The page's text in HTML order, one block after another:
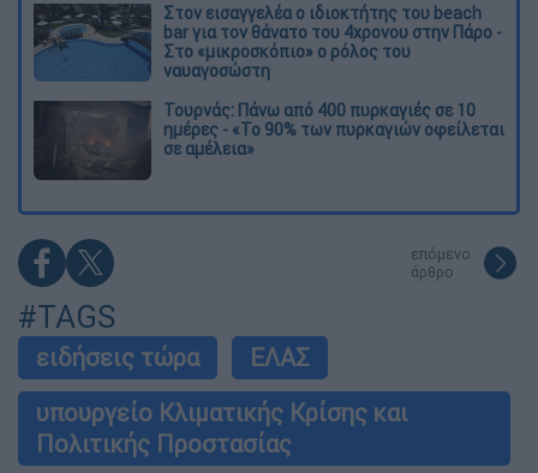
Στον εισαγγελέα ο ιδιοκτήτης του beach
bar για τον θάνατο του 4χρονου στην Πάρο -
Στο «μικροσκόπιο» ο ρόλος του
ναυαγοσώστη
Τουρνάς: Πάνω από 400 πυρκαγιές σε 10
ημέρες - «Το 90% των πυρκαγιών οφείλεται
σε αμέλεια»
επόμενο
άρθρο
#TAGS
ειδήσεις τώρα
ΕΛΑΣ
υπουργείο Κλιματικής Κρίσης και
Πολιτικής Προστασίας